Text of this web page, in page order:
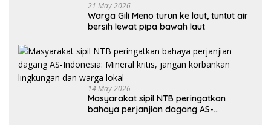
21 May 2026
Warga Gili Meno turun ke laut, tuntut air
bersih lewat pipa bawah laut
14 May 2026
Masyarakat sipil NTB peringatkan
bahaya perjanjian dagang AS-